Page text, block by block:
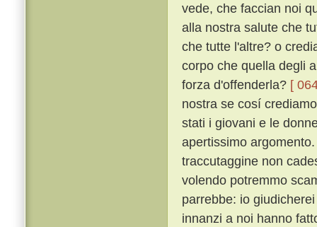
vede, che faccian noi
alla nostra salute che
che tutte l'altre? o
corpo che quella degli
forza d'offenderla? [
nostra se cosí
stati i giovani e le
apertissimo
traccutaggine non
volendo potremmo
parrebbe: io
innanzi a noi hanno